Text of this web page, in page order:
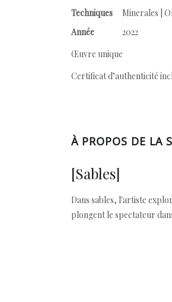
Techniques
Minerales |
Année
2022
Œuvre unique
Certificat d’authenticité
À PROPOS DE LA
[Sables]
Dans sables, l'artiste
plongent le spectateur